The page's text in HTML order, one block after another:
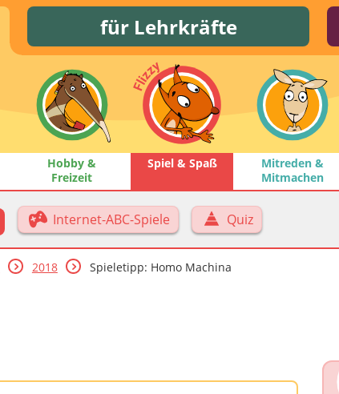
für Lehrkräfte
Hobby &
Freizeit
Spiel & Spaß
Mitreden &
Mitmachen
Internet-ABC-Spiele Quiz
2018 Spieletipp: Homo Machina